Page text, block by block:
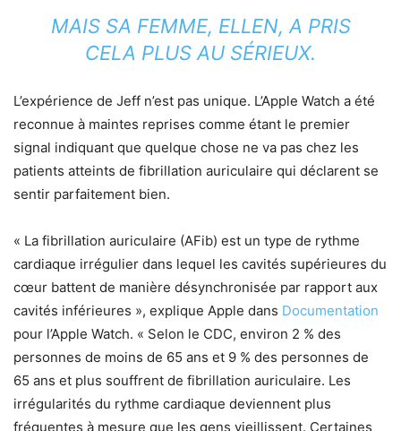
MAIS SA FEMME, ELLEN, A PRIS
CELA PLUS AU SÉRIEUX.
L’expérience de Jeff n’est pas unique. L’Apple Watch a été
reconnue à maintes reprises comme étant le premier
signal indiquant que quelque chose ne va pas chez les
patients atteints de fibrillation auriculaire qui déclarent se
sentir parfaitement bien.
« La fibrillation auriculaire (AFib) est un type de rythme
cardiaque irrégulier dans lequel les cavités supérieures du
cœur battent de manière désynchronisée par rapport aux
cavités inférieures », explique Apple dans Documentation
pour l’Apple Watch. « Selon le CDC, environ 2 % des
personnes de moins de 65 ans et 9 % des personnes de
65 ans et plus souffrent de fibrillation auriculaire. Les
irrégularités du rythme cardiaque deviennent plus
fréquentes à mesure que les gens vieillissent. Certaines